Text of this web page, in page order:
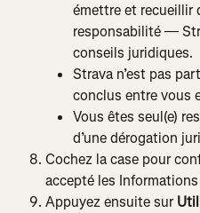
émettre et recueillir
responsabilité —
conseils juridiques.
Strava n’est pas
conclus entre vous
Vous êtes seul(e)
d’une dérogation
Cochez la case pour
accepté les
Appuyez ensuite sur